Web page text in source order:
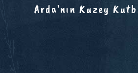
Arda'nın Kuzey